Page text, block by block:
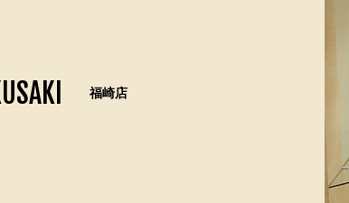
福崎店